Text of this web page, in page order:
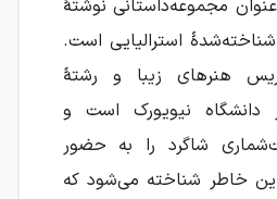
مجموعه‌داستانی نوشتهٔ
استرالیایی است.
هنرهای زیبا و رشتهٔ
دانشگاه نیویورک است و
شاگرد را به حضور
خاطر شناخته می‌شود که